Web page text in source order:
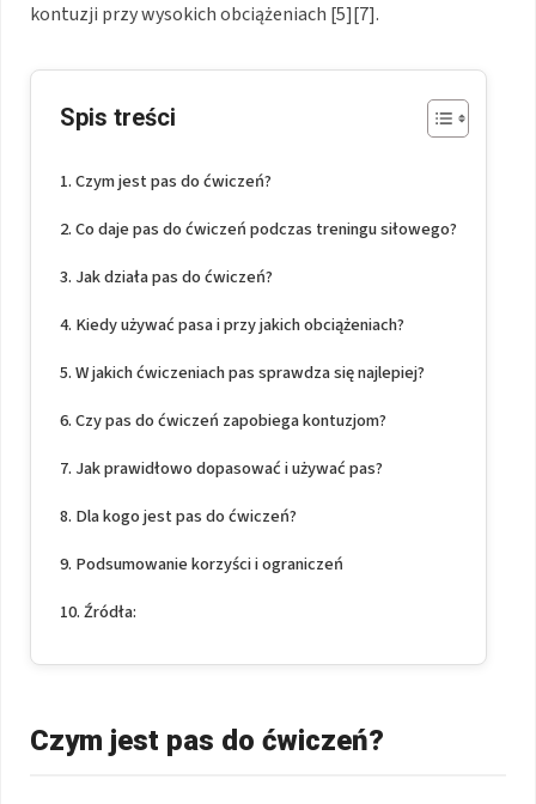
kontuzji przy wysokich obciążeniach [5][7].
Spis treści
Czym jest pas do ćwiczeń?
Co daje pas do ćwiczeń podczas treningu siłowego?
Jak działa pas do ćwiczeń?
Kiedy używać pasa i przy jakich obciążeniach?
W jakich ćwiczeniach pas sprawdza się najlepiej?
Czy pas do ćwiczeń zapobiega kontuzjom?
Jak prawidłowo dopasować i używać pas?
Dla kogo jest pas do ćwiczeń?
Podsumowanie korzyści i ograniczeń
Źródła:
Czym jest pas do ćwiczeń?